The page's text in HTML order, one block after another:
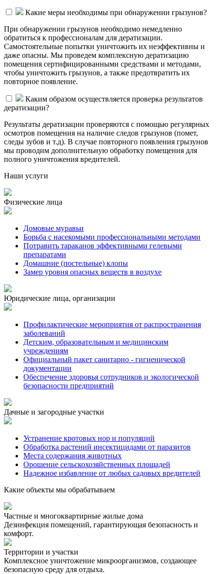
Какие меры необходимы при обнаружении грызунов?
При обнаружении грызунов необходимо немедленно
обратиться к профессионалам для дератизации.
Самостоятельные попытки уничтожить их неэффективны и
даже опасны. Мы проведем комплексную дератизацию
помещения сертифицированными средствами и методами,
чтобы уничтожить грызунов, а также предотвратить их
повторное появление.
Каким образом осуществляется проверка результатов
дератизации?
Результаты дератизации проверяются с помощью регулярных
осмотров помещения на наличие следов грызунов (помет,
следы зубов и т.д). В случае повторного появления грызунов
мы проводим дополнительную обработку помещения для
полного уничтожения вредителей.
Наши услуги
Физические лица
Домовые муравьи
Борьба с насекомыми профессиональными методами
Потравить тараканов эффективными гелевыми
препаратами
Домашние (постельные) клопы
Замер уровня опасных веществ в воздухе
Юридические лица, организации
Профилактические мероприятия от распространения
заболеваний
Детским, образовательным и медицинским
учреждениям
Официальный пакет санитарно - гигиенической
документации
Обеспечение здоровья сотрудников и экологической
безопасности предприятий
Дачные и загородные участки
Устранение кротовых нор и популяций
Обработка растений инсектицидами от паразитов
Места содержания животных
Орошение сельскохозяйственных площадей
Надежное избавление от любых садовых вредителей
Какие объекты мы обрабатываем
Частные и многоквартирные жилые дома
Дезинфекция помещений, гарантирующая безопасность и
комфорт.
Территории и участки
Комплексное уничтожение микроорганизмов, создающее
безопасную среду для отдыха.